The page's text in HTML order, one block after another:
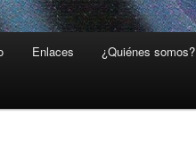
Enlaces ¿Quiénes somos?